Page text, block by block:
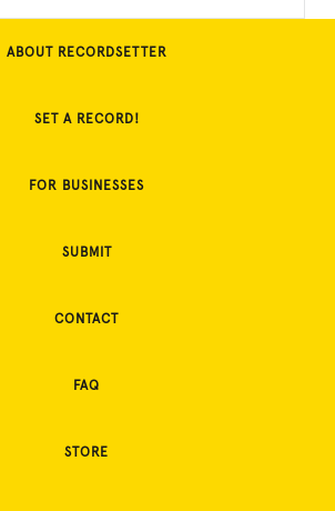
ABOUT RECORDSETTER
SET A RECORD!
FOR BUSINESSES
SUBMIT
CONTACT
FAQ
STORE